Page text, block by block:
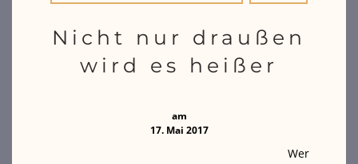
Nicht nur draußen
wird es heißer
am
17. Mai 2017
Wer